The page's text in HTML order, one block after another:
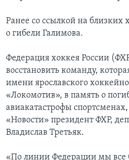
Ранее со ссылкой на близких
о гибели Галимова.
Федерация хоккея России
восстановить команду,
имени ярославского
«Локомотив», в память о
авиакатастрофы
«Новости» президент ФХР,
Владислав Третьяк.
«По линии Федерации мы все